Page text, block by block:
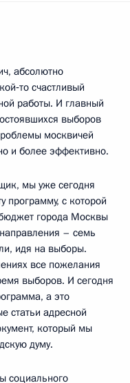
абсолютно
счастливый
работы. И главный
выборов
москвичей
и более эффективно.
мы уже сегодня
программу, с которой
города Москвы
– семь
идя на выборы.
все пожелания
выборов. И сегодня
а это
статьи адресной
который мы
думу.
социального